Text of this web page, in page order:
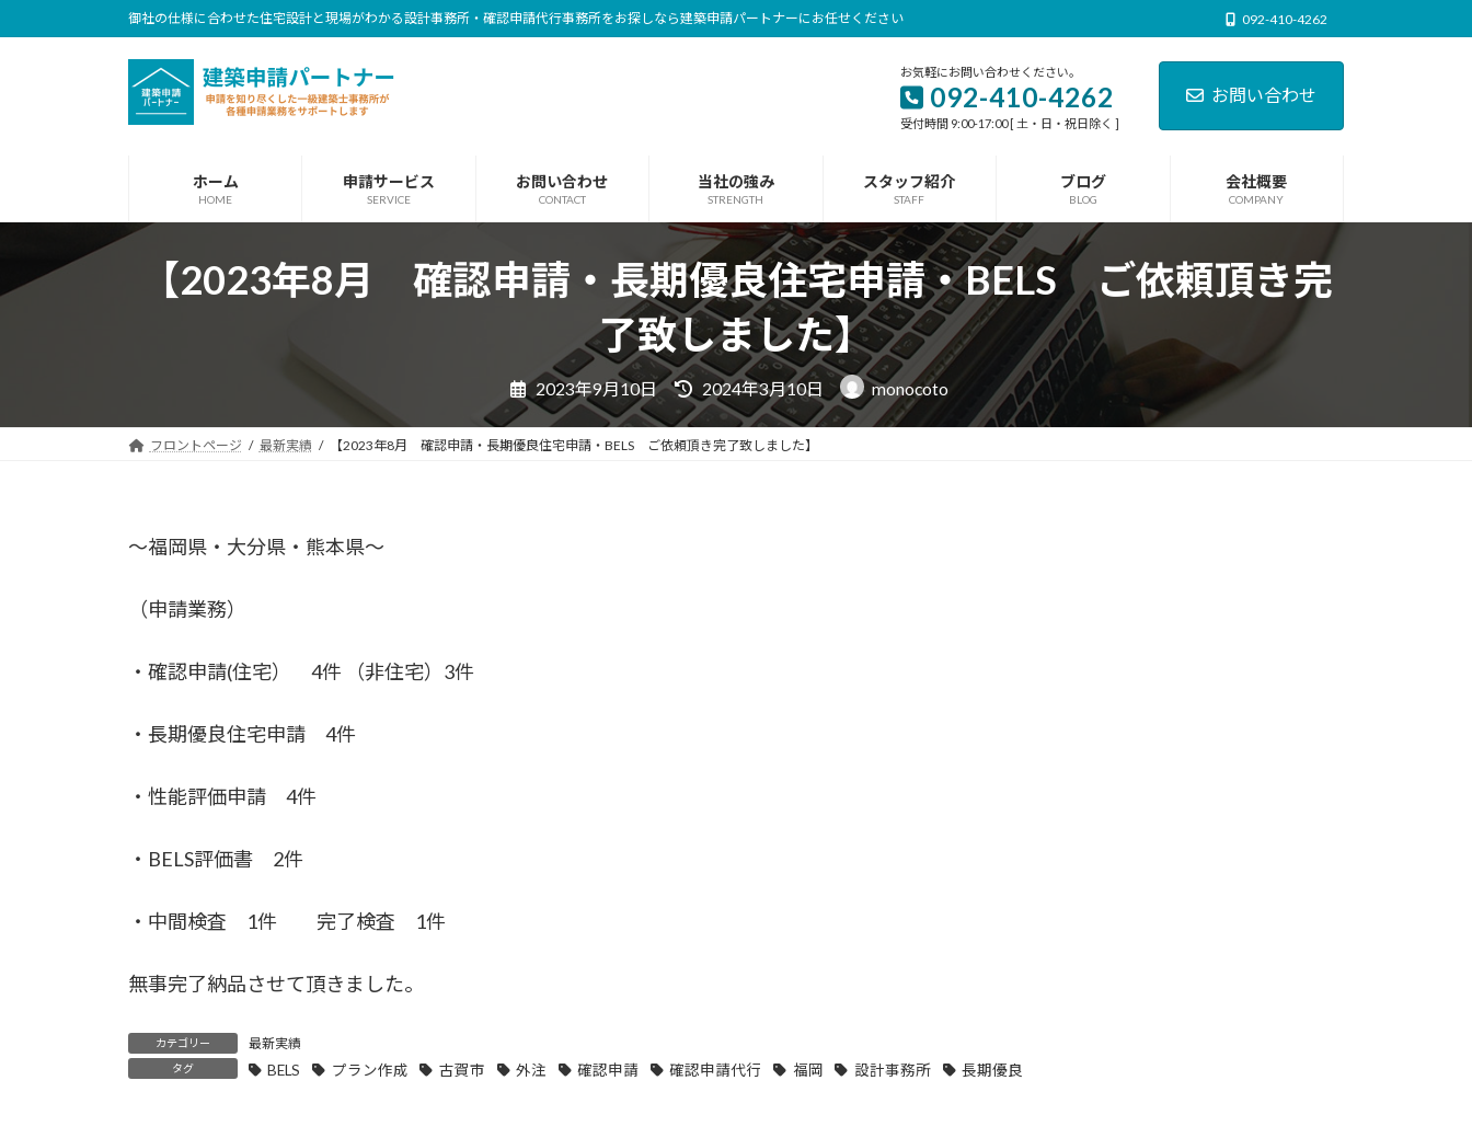
ン
ビ
御社の仕様に合わせた住宅設計と現場がわかる設計事務所・確認申請代行事務所をお探しなら建築申請パートナーにお任せください 092-410-4262
お気軽にお問い合わせください。
092-410-4262
受付時間 9:00-17:00 [ 土・日・祝日除く ]
お問い合わせ
ホーム
HOME
申請サービス
SERVICE
お問い合わせ
CONTACT
当社の強み
STRENGTH
スタッフ紹介
STAFF
ブログ
BLOG
会社概要
COMPANY
【2023年8月 確認申請・長期優良住宅申請・BELS ご依頼頂き完
了致しました】
2023年9月10日
最
終
更
新
日
2024年3月10日 monocoto
フロントページ 最新実績 【2023年8月 確認申請・長期優良住宅申請・BELS ご依頼頂き完了致しました】
～福岡県・大分県・熊本県～
（申請業務）
・確認申請(住宅） 4件 （非住宅）3件
・長期優良住宅申請 4件
・性能評価申請 4件
・BELS評価書 2件
・中間検査 1件 完了検査 1件
無事完了納品させて頂きました。
カテゴリー 最新実績
タグ BELS プラン作成 古賀市 外注 確認申請 確認申請代行 福岡 設計事務所 長期優良